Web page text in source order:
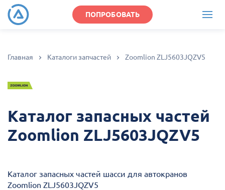
ПОПРОБОВАТЬ
Главная Каталоги запчастей Zoomlion ZLJ5603JQZV5
Каталог запасных частей
Zoomlion ZLJ5603JQZV5
Каталог запасных частей шасси для автокранов
Zoomlion ZLJ5603JQZV5